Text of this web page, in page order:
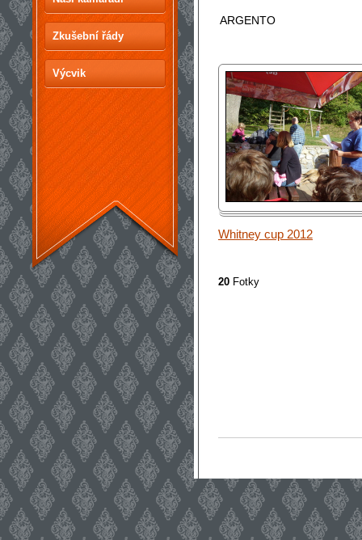
Zkušební řády
Výcvik
ARGENTO
Whitney cup 2012
20 Fotky